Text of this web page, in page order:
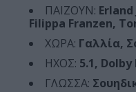
ΠΑΙΖΟΥΝ:
Filippa Franzen,
ΧΩΡΑ: Γαλλία,
ΗΧΟΣ: 5.1,
ΓΛΩΣΣΑ: